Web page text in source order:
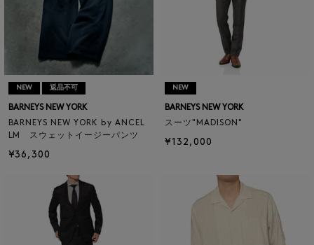
NEW 返品不可
BARNEYS NEW YORK
BARNEYS NEW YORK by ANCEL
LM スウェットイージーパンツ
¥36,300
NEW
BARNEYS NEW YORK
スーツ"MADISON"
¥132,000